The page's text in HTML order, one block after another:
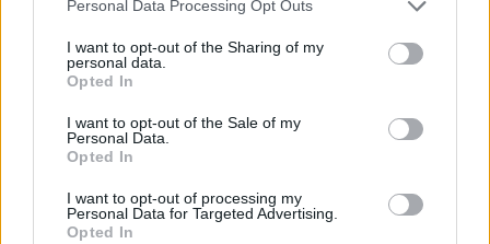
Personal Data Processing Opt Outs
I want to opt-out of the Sharing of my
personal data.
Opted In
I want to opt-out of the Sale of my
Personal Data.
Opted In
I want to opt-out of processing my
Personal Data for Targeted Advertising.
Opted In